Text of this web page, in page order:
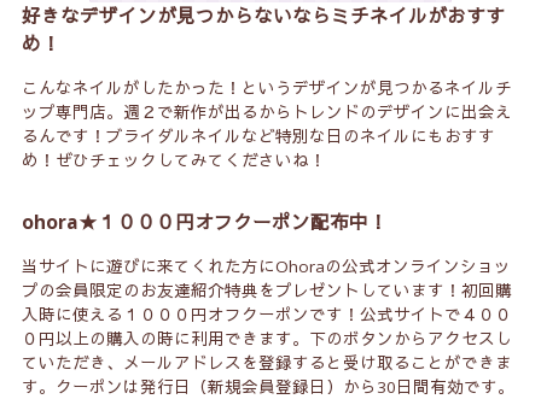
好きなデザインが見つからないならミチネイルがおすす
め！
こんなネイルがしたかった！というデザインが見つかるネイルチ
ップ専門店。週２で新作が出るからトレンドのデザインに出会え
るんです！ブライダルネイルなど特別な日のネイルにもおすす
め！ぜひチェックしてみてくださいね！
ohora★１０００円オフクーポン配布中！
当サイトに遊びに来てくれた方にOhoraの公式オンラインショッ
プの会員限定のお友達紹介特典をプレゼントしています！初回購
入時に使える１０００円オフクーポンです！公式サイトで４００
０円以上の購入の時に利用できます。下のボタンからアクセスし
ていただき、メールアドレスを登録すると受け取ることができま
す。クーポンは発行日（新規会員登録日）から30日間有効です。